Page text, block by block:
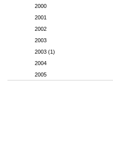
2000
2001
2002
2003
2003 (1)
2004
2005